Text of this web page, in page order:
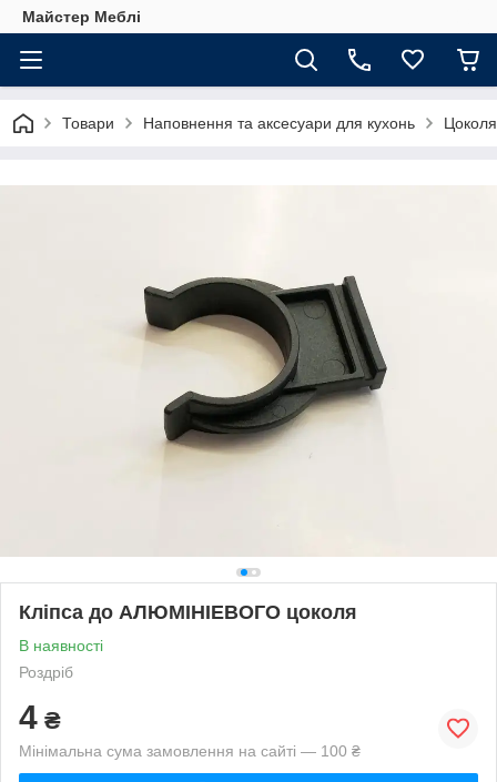
Майстер Меблі
Товари Наповнення та аксесуари для кухонь Цоколя
Кліпса до АЛЮМІНІЕВОГО цоколя
В наявності
Роздріб
4 ₴
Мінімальна сума замовлення на сайті — 100 ₴